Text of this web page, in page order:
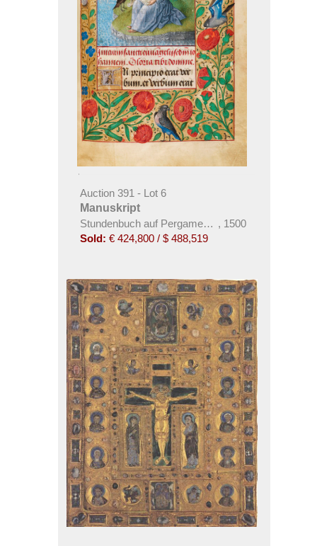
Auction 391 - Lot 6
Manuskript
Stundenbuch auf Pergament. Flandern um 1500.
, 1500
Sold: € 424,800 / $ 488,519